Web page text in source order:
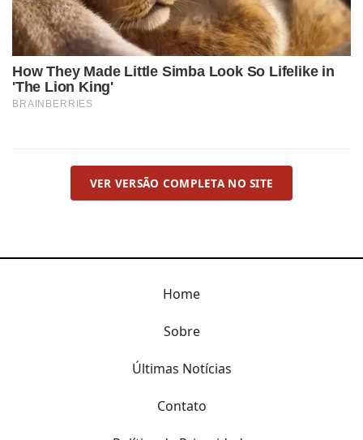
VER VERSÃO COMPLETA NO SITE
Home
Sobre
Últimas Notícias
Contato